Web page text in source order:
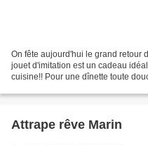
On fête aujourd'hui le grand retour
jouet d'imitation est un cadeau
cuisine!! Pour une dînette toute
Attrape rêve Marin